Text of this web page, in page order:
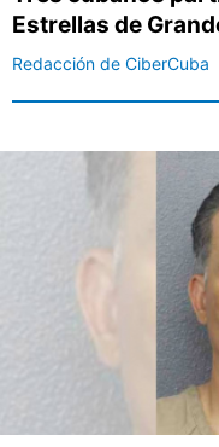
Estrellas de
Redacción de CiberCuba